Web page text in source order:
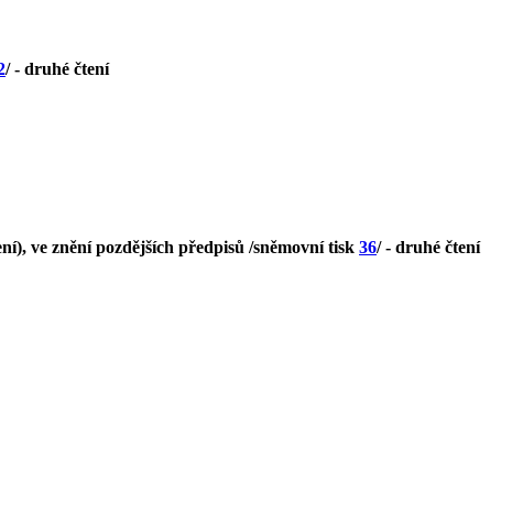
/ - druhé čtení
ve znění pozdějších předpisů /sněmovní tisk 36/ - druhé čtení